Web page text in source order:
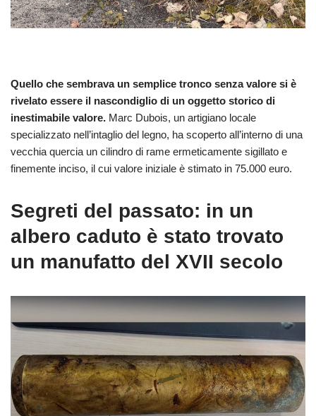
Quello che sembrava un semplice tronco senza valore si è
rivelato essere il nascondiglio di un oggetto storico di
inestimabile valore. Marc Dubois, un artigiano locale
specializzato nell’intaglio del legno, ha scoperto all’interno di una
vecchia quercia un cilindro di rame ermeticamente sigillato e
finemente inciso, il cui valore iniziale è stimato in 75.000 euro.
Segreti del passato: in un
albero caduto è stato trovato
un manufatto del XVII secolo